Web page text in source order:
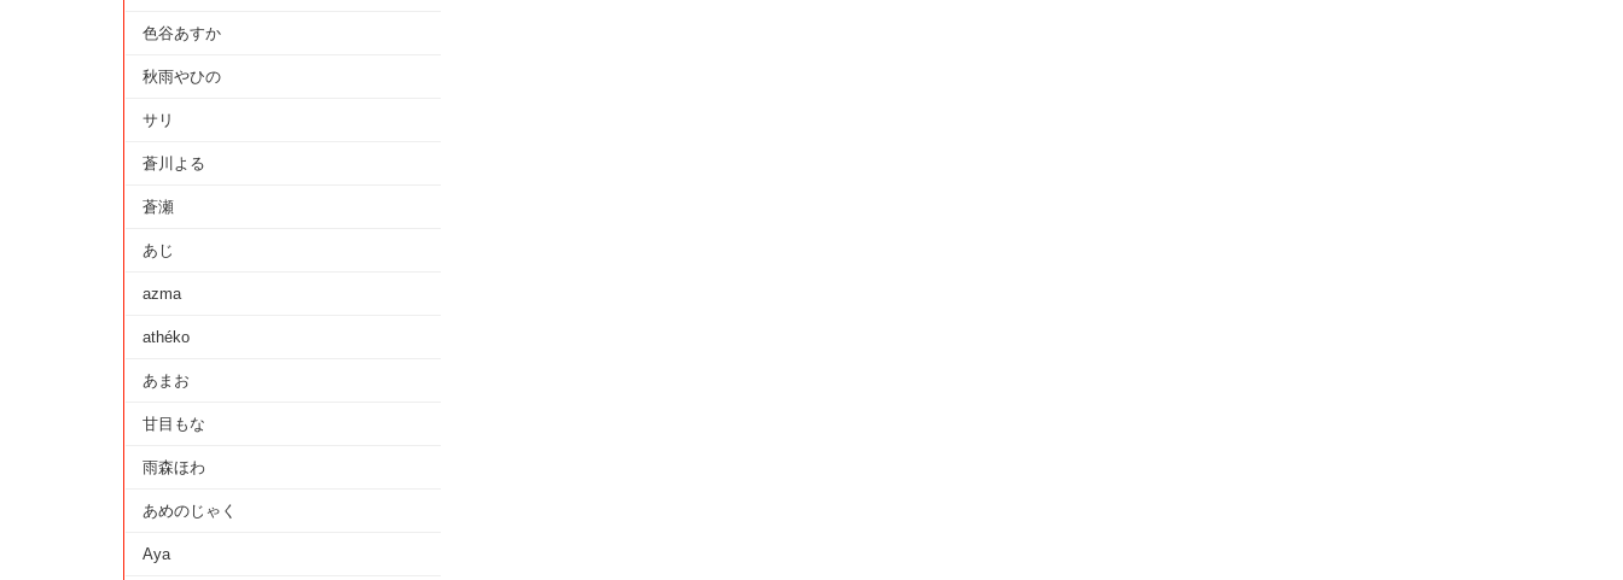
色谷あすか
秋雨やひの
サリ
蒼川よる
蒼瀬
あじ
azma
athéko
あまお
甘目もな
雨森ほわ
あめのじゃく
Aya